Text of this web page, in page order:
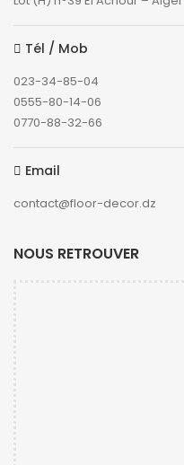
Tél / Mob
023-34-85-04
0555-80-14-06
0770-88-32-66
Email
contact@floor-decor.dz
NOUS RETROUVER